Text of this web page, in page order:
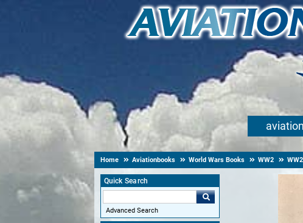
Home Aviationbooks World Wars Books WW2
Quick Search
Advanced Search